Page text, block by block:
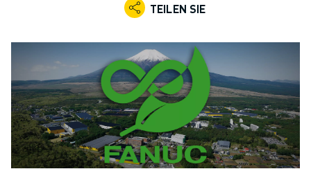
ROBOTER-ZUBEHÖR
ROBOTER-SOFTWARE
SIMULATIONSSOFTWARE
ROBOTIK-PRODUKTE FÜR DEN BILDUNGSBEREICH
ROBOTER-AUTOMATISIERUNG
KOMPAKTE CNC-BEARBEITUNGSZENTREN
TEILEN SIE